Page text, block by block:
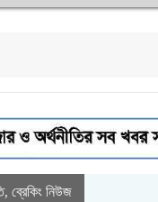
, ব্রেকিং নিউজ